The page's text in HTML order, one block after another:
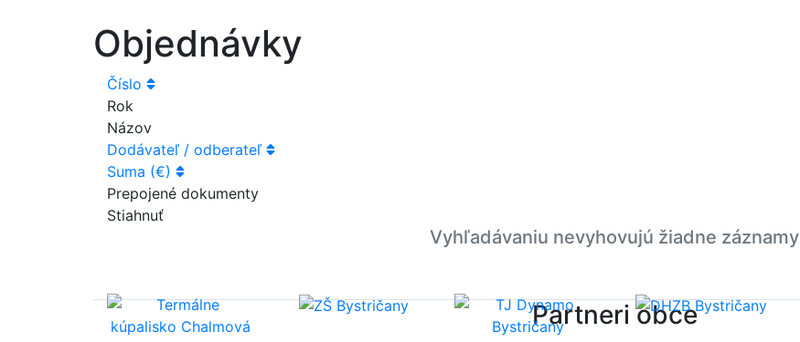
Objednávky
Číslo
Rok
Názov
Dodávateľ / odberateľ
Suma (€)
Prepojené dokumenty
Stiahnuť
Vyhľadávaniu nevyhovujú žiadne záznamy
Partneri obce